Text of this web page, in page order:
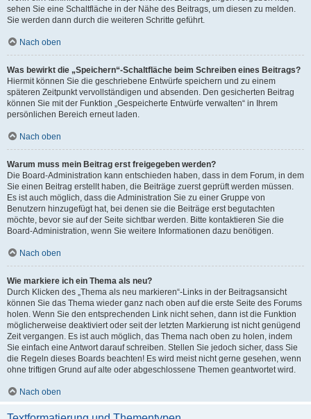
sehen Sie eine Schaltfläche in der Nähe des Beitrags, um diesen zu melden.
Sie werden dann durch die weiteren Schritte geführt.
Nach oben
Was bewirkt die „Speichern“-Schaltfläche beim Schreiben eines Beitrags?
Hiermit können Sie die geschriebene Entwürfe speichern und zu einem
späteren Zeitpunkt vervollständigen und absenden. Den gesicherten Beitrag
können Sie mit der Funktion „Gespeicherte Entwürfe verwalten“ in Ihrem
persönlichen Bereich erneut laden.
Nach oben
Warum muss mein Beitrag erst freigegeben werden?
Die Board-Administration kann entschieden haben, dass in dem Forum, in dem
Sie einen Beitrag erstellt haben, die Beiträge zuerst geprüft werden müssen.
Es ist auch möglich, dass die Administration Sie zu einer Gruppe von
Benutzern hinzugefügt hat, bei denen sie die Beiträge erst begutachten
möchte, bevor sie auf der Seite sichtbar werden. Bitte kontaktieren Sie die
Board-Administration, wenn Sie weitere Informationen dazu benötigen.
Nach oben
Wie markiere ich ein Thema als neu?
Durch Klicken des „Thema als neu markieren“-Links in der Beitragsansicht
können Sie das Thema wieder ganz nach oben auf die erste Seite des Forums
holen. Wenn Sie den entsprechenden Link nicht sehen, dann ist die Funktion
möglicherweise deaktiviert oder seit der letzten Markierung ist nicht genügend
Zeit vergangen. Es ist auch möglich, das Thema nach oben zu holen, indem
Sie einfach eine Antwort darauf schreiben. Stellen Sie jedoch sicher, dass Sie
die Regeln dieses Boards beachten! Es wird meist nicht gerne gesehen, wenn
ohne triftigen Grund auf alte oder abgeschlossene Themen geantwortet wird.
Nach oben